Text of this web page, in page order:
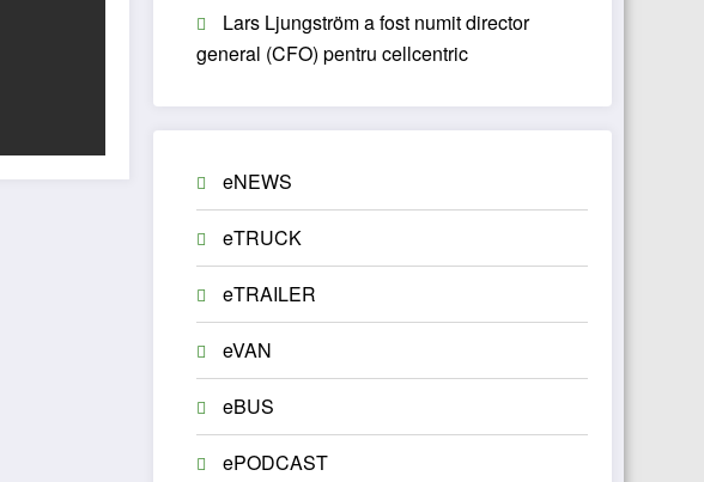
Lars Ljungström a fost numit director
general (CFO) pentru cellcentric
eNEWS
eTRUCK
eTRAILER
eVAN
eBUS
ePODCAST